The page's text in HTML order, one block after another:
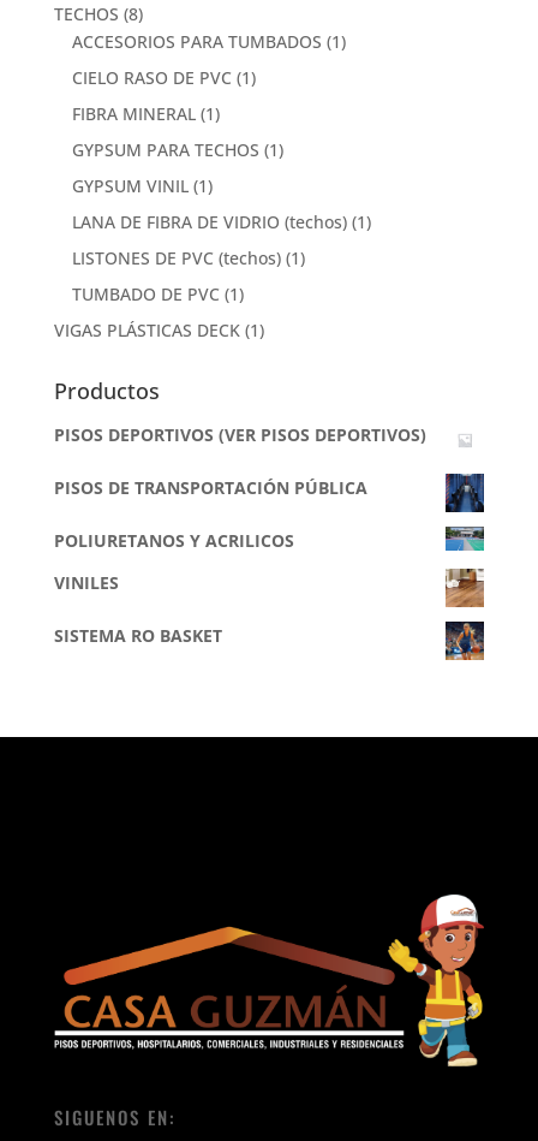
TECHOS (8)
ACCESORIOS PARA TUMBADOS (1)
CIELO RASO DE PVC (1)
FIBRA MINERAL (1)
GYPSUM PARA TECHOS (1)
GYPSUM VINIL (1)
LANA DE FIBRA DE VIDRIO (techos) (1)
LISTONES DE PVC (techos) (1)
TUMBADO DE PVC (1)
VIGAS PLÁSTICAS DECK (1)
Productos
PISOS DEPORTIVOS (VER PISOS DEPORTIVOS)
PISOS DE TRANSPORTACIÓN PÚBLICA
POLIURETANOS Y ACRILICOS
VINILES
SISTEMA RO BASKET
SIGUENOS EN: